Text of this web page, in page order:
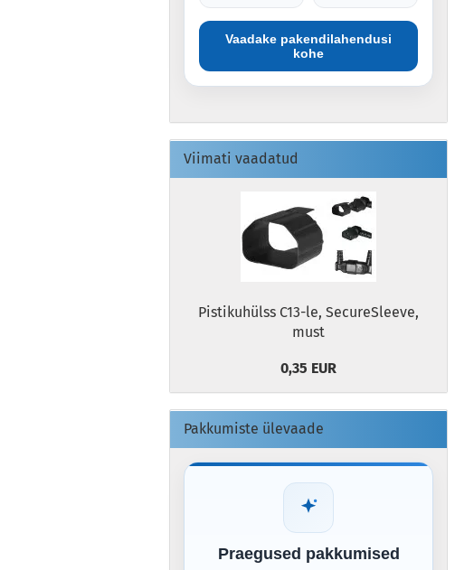
Vaadake pakendilahendusi
kohe
Viimati vaadatud
Pistikuhülss C13-le, SecureSleeve,
must
0,35 EUR
Pakkumiste ülevaade
Praegused pakkumised